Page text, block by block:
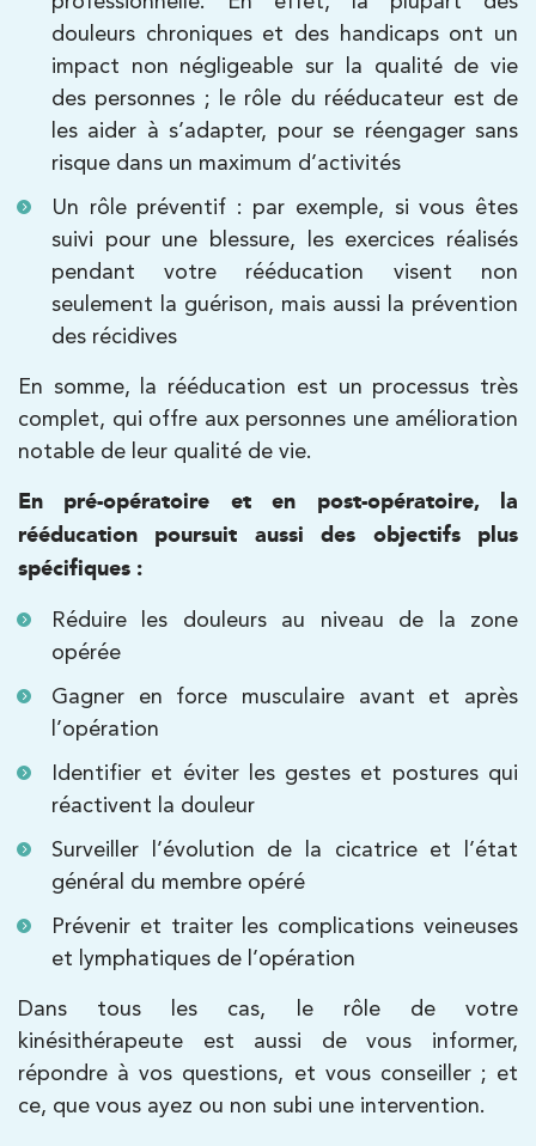
douleurs chroniques et des handicaps ont un
impact non négligeable sur la qualité de vie
des personnes ; le rôle du rééducateur est de
les aider à s’adapter, pour se réengager sans
risque dans un maximum d’activités
Un rôle préventif : par exemple, si vous êtes
suivi pour une blessure, les exercices réalisés
pendant votre rééducation visent non
seulement la guérison, mais aussi la prévention
des récidives
En somme, la rééducation est un processus très
complet, qui offre aux personnes une amélioration
notable de leur qualité de vie.
En pré-opératoire et en post-opératoire, la
rééducation poursuit aussi des objectifs plus
spécifiques :
Réduire les douleurs au niveau de la zone
opérée
Gagner en force musculaire avant et après
l’opération
Identifier et éviter les gestes et postures qui
réactivent la douleur
Surveiller l’évolution de la cicatrice et l’état
général du membre opéré
Prévenir et traiter les complications veineuses
et lymphatiques de l’opération
Dans tous les cas, le rôle de votre
kinésithérapeute est aussi de vous informer,
répondre à vos questions, et vous conseiller ; et
ce, que vous ayez ou non subi une intervention.
PRENDRE RDV
PRENDRE RDV
IK Bois Colombes – 92
1 Rue Mertens 92600 Bois-Colombes
1 Rue Mertens 92600 Bois-Colombes
01 43 50 50 81
PRENDRE RDV
Kinésithérapie
IK Antony Olympe Sante – 92
28 Rue Velpeau 92160 Antony
28 Rue Velpeau 92160 Antony
01 76 21 71 41
PRENDRE RDV
Kinésithérapie
Koss Paris 8 – Haussmann
74 Bd Haussmann 75008 Paris
74 Bd Haussmann 75008 Paris
01 44 71 93 74
PRENDRE RDV
Kinésithérapie
IK Morangis – 91
Kinésithérapie Balnéothérapie